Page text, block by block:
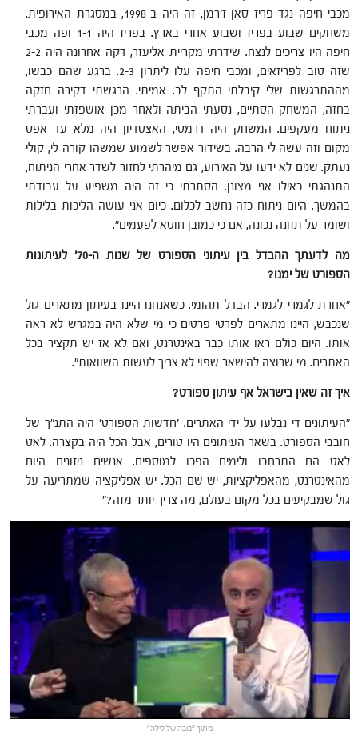
מכבי חיפה נגד פריז סאן ז'רמן, זה היה ב-1998, במסגרת האירופית.
משחקים שבוע בפריז ושבוע אחרי בארץ. בפריז היה 1-1 ופה מכבי
חיפה היו צריכים לנצח. שידרתי מקריית אליעזר, דקה אחרונה היה 2-2
שזה טוב לפריזאים, ומכבי חיפה עלו ליתרון 2-3. ברגע שהם כבשו,
מההתרגשות שלי קיבלתי התקף לב. אמיתי. הרגשתי דקירה חזקה
בחזה, המשחק הסתיים, נסעתי הביתה ולאחר מכן אושפזתי ועברתי
ניתוח מעקפים. המשחק היה דרמטי, האצטדיון היה מלא עד אפס
מקום וזה עשה לי הרבה. בשידור אפשר לשמוע שמשהו קורה לי, קולי
נעתק. שנים לא ידעו על האירוע, גם מיהרתי לחזור לשדר אחרי הניתוח,
התנהגתי כאילו אני מצונן. הסתרתי כי זה היה משפיע על עבודתי
בהמשך. היום ניתוח כזה נחשב לכלום. כיום אני עושה הליכות בלילות
ושומר על תזונה נכונה, אם כי כמובן חוטא לפעמים".
מה לדעתך ההבדל בין עיתוני הספורט של שנות ה-70' לעיתונות
הספורט של ימנו?
"אחרת לגמרי לגמרי. הבדל תהומי. כשאנחנו היינו בעיתון מתארים גול
שנכבש, היינו מתארים לפרטי פרטים כי מי שלא היה במגרש לא ראה
אותו. היום כולם ראו אותו כבר באינטרנט, ואם לא אז יש תקציר בכל
האתרים. מי שרוצה להישאר שפוי לא צריך לעשות השוואות".
איך זה שאין בישראל אף עיתון ספורט?
"העיתונים די נבלעו על ידי האתרים. 'חדשות הספורט' היה התנ"ך של
חובבי הספורט. בשאר העיתונים היו טורים, אבל הכל היה בקצרה. לאט
לאט הם התרחבו ולימים הפכו למוספים. אנשים ניזונים היום
מהאינטרנט, מהאפליקציות, יש שם הכל. יש אפליקציה שמתריעה על
גול שמבקיעים בכל מקום בעולם, מה צריך יותר מזה?"
מתוך "בובה של לילה"